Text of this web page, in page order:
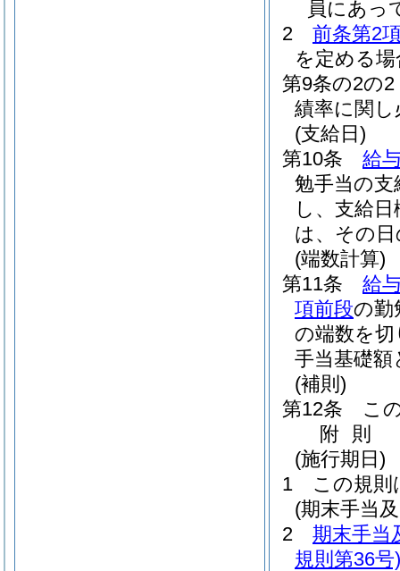
員にあっ
2
前条第2
を定める
第9条の2の2
績率に関
(支給日)
第10条
給
勉手当の支
し、支給
は、その
(端数計算)
第11条
給
項前段の勤
の端数を
手当基礎額
(補則)
第12条
こ
附 則
(施行期日)
1
この規則
(期末手当
2
期末手当
規則第36号)